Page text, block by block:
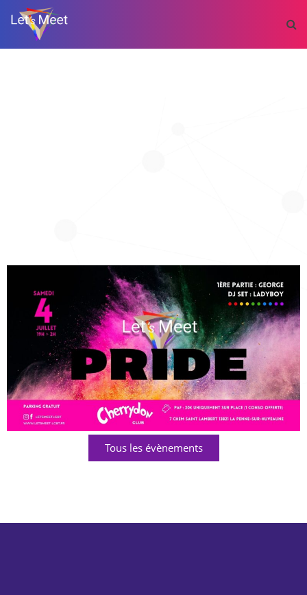
Tous les évènements